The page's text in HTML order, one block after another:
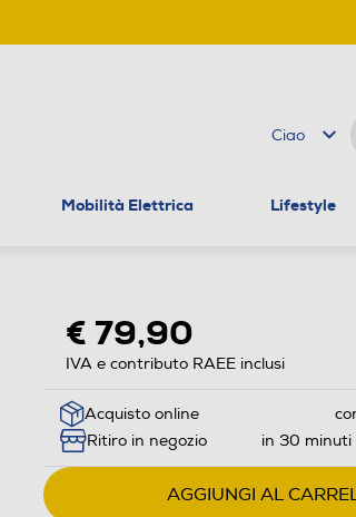
Ciao
Mobilità Elettrica Lifestyle
€ 79,90
IVA e contributo RAEE inclusi
Acquisto online
Ritiro in negozio
in 30
AGGIUNGI AL